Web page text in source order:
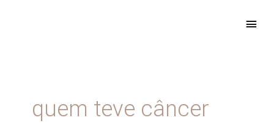
quem teve câncer